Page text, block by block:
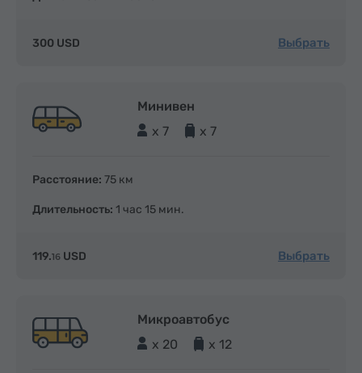
300 USD Выбрать
Минивен
x 7
x 7
Расстояние: 75 км
Длительность: 1 час 15 мин.
119.16 USD Выбрать
Микроавтобус
x 20
x 12